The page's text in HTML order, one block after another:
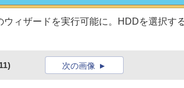
ウィザードを実行可能に。HDDを選択す
次の画像